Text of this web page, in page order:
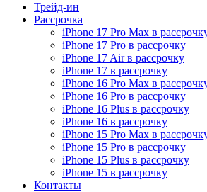
Трейд-ин
Рассрочка
iPhone 17 Pro Max в
iPhone 17 Pro в рассрочку
iPhone 17 Air в рассрочку
iPhone 17 в рассрочку
iPhone 16 Pro Max в
iPhone 16 Pro в рассрочку
iPhone 16 Plus в рассрочку
iPhone 16 в рассрочку
iPhone 15 Pro Max в
iPhone 15 Pro в рассрочку
iPhone 15 Plus в рассрочку
iPhone 15 в рассрочку
Контакты